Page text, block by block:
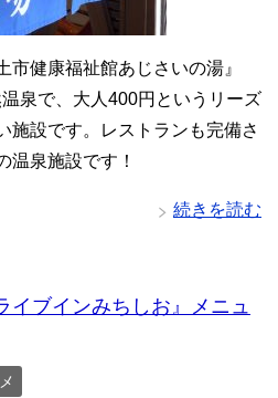
健康福祉館あじさいの湯』
泉で、大人400円というリーズ
施設です。レストランも完備さ
温泉施設です！
続きを読む
イブインみちしお』メニュ